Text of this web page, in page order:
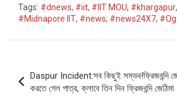
Tags: #dnews, #iit, #IIT MOU, #khargapur,
#Midnapore IIT, #news, #news24X7,
Post
navigation
Daspur Incident:সব কিছুই সম্ভব!ফ্রিজবন্দি
করতে গেল পাত্র, ক্লাবে তিন দিন ফ্রিজবন্দি জেঠিমা